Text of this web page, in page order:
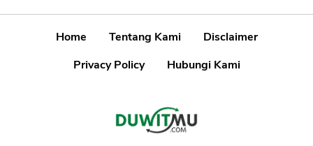
Home Tentang Kami
Disclaimer
Privacy Policy
Hubungi Kami